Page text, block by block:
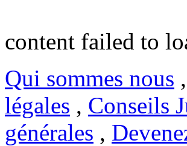
content failed to
Qui sommes nous ,
légales , Conseils
générales ,